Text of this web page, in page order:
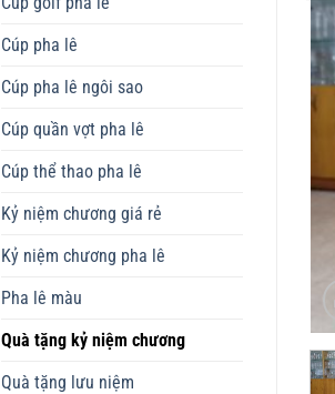
Cúp pha lê
Cúp pha lê ngôi sao
Cúp quần vợt pha lê
Cúp thể thao pha lê
Kỷ niệm chương giá rẻ
Kỷ niệm chương pha lê
Pha lê màu
Quà tặng kỷ niệm chương
Quà tặng lưu niệm